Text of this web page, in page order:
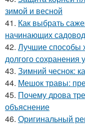
зимой и весной
41. Как выбрать
начинающих
42. Лучшие способы
долгого сохранения
43. Зимний чеснок:
44. Мешок травы:
45. Почему дрова
объяснение
46. Оригинальный